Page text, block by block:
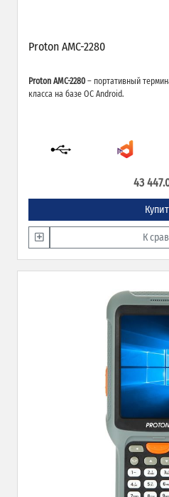
Proton AMC-2280
Proton AMC-2280 – портативный
класса на базе ОС Android.
43
К